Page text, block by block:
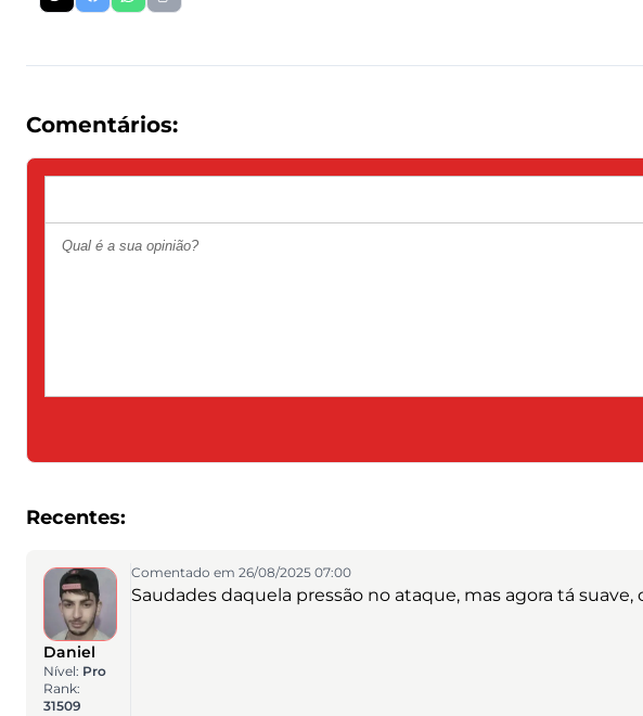
Comentários:
Recentes:
Daniel
Nível: Pro
Rank:
31509
Comentado em 26/08/2025 07:00
Saudades daquela pressão no ataque, mas agora tá